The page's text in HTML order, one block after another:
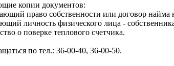
копии документов:
право собственности или договор
личность физического лица -
о поверке теплового счетчика.
по тел.: 36-00-40, 36-00-50.